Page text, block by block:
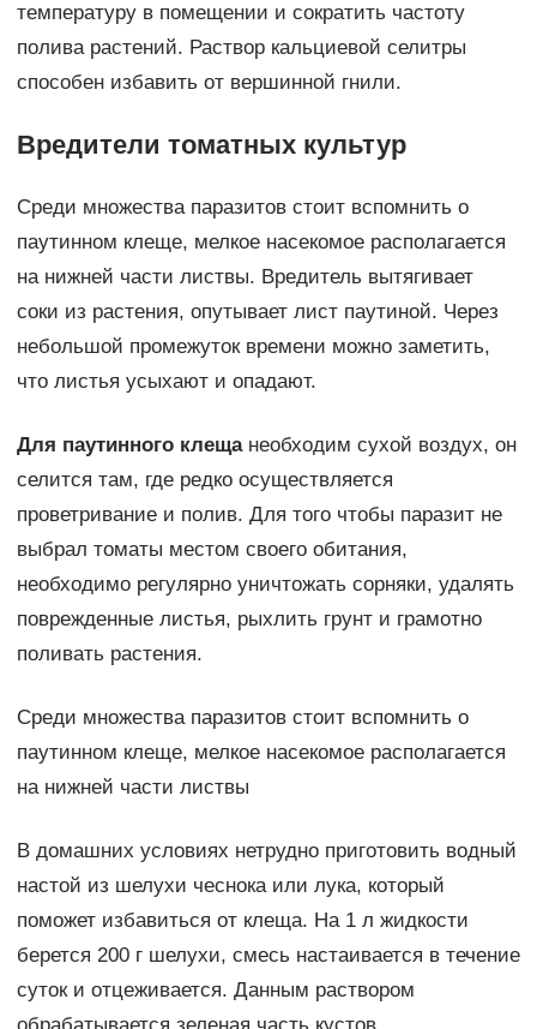
температуру в помещении и сократить частоту
полива растений. Раствор кальциевой селитры
способен избавить от вершинной гнили.
Вредители томатных культур
Среди множества паразитов стоит вспомнить о
паутинном клеще, мелкое насекомое располагается
на нижней части листвы. Вредитель вытягивает
соки из растения, опутывает лист паутиной. Через
небольшой промежуток времени можно заметить,
что листья усыхают и опадают.
Для паутинного клещанеобходим сухой воздух, он
селится там, где редко осуществляется
проветривание и полив. Для того чтобы паразит не
выбрал томаты местом своего обитания,
необходимо регулярно уничтожать сорняки, удалять
поврежденные листья, рыхлить грунт и грамотно
поливать растения.
Среди множества паразитов стоит вспомнить о
паутинном клеще, мелкое насекомое располагается
на нижней части листвы
В домашних условиях нетрудно приготовить водный
настой из шелухи чеснока или лука, который
поможет избавиться от клеща. На 1 л жидкости
берется 200 г шелухи, смесь настаивается в течение
суток и отцеживается. Данным раствором